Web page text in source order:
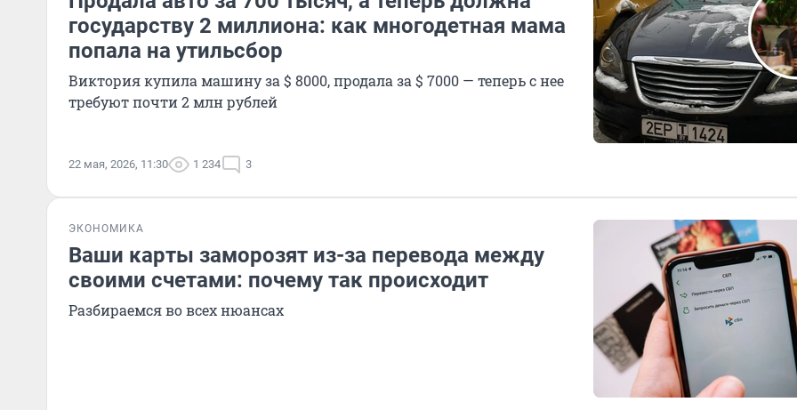
государству 2 миллиона: как многодетная мама
попала на утильсбор
Виктория купила машину за $ 8000, продала за $ 7000 — теперь с нее
требуют почти 2 млн рублей
22 мая, 2026, 11:30 1 234 3
ЭКОНОМИКА
Ваши карты заморозят из-за перевода между
своими счетами: почему так происходит
Разбираемся во всех нюансах